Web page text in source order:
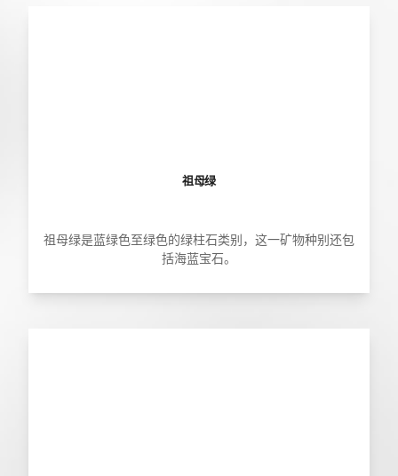
祖母绿
祖母绿是蓝绿色至绿色的绿柱石类别，这一矿物种别还包
括海蓝宝石。